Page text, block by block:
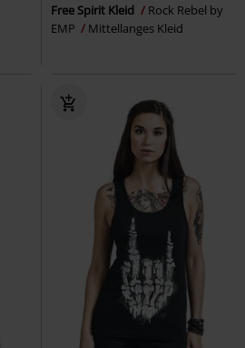
Free Spirit Kleid
Rock Rebel by
EMP
Mittellanges Kleid